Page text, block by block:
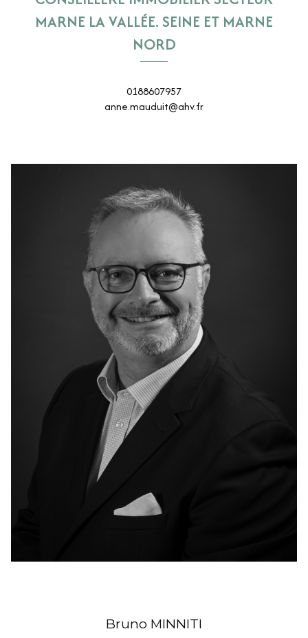
MARNE LA VALLÉE. SEINE ET MARNE
NORD
0188607957
anne.mauduit@ahv.fr
Bruno MINNITI